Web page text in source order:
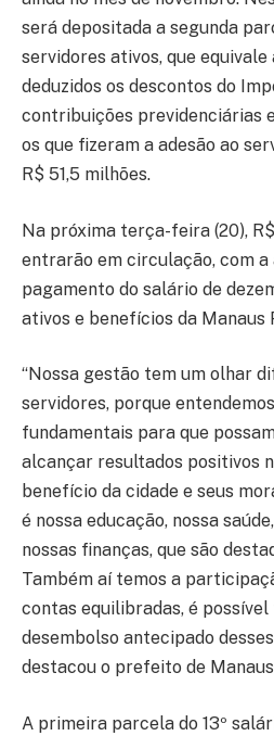
será depositada a segunda
servidores ativos, que
deduzidos os descontos do
contribuições previdenciárias
os que fizeram a adesão ao
R$ 51,5 milhões.
Na próxima terça-feira (20),
entrarão em circulação, com
pagamento do salário de
ativos e benefícios da Manaus
“Nossa gestão tem um olhar
servidores, porque
fundamentais para que
alcançar resultados positivos
benefício da cidade e seus
é nossa educação, nossa
nossas finanças, que são
Também aí temos a
contas equilibradas, é
desembolso antecipado
destacou o prefeito de
A primeira parcela do 13º